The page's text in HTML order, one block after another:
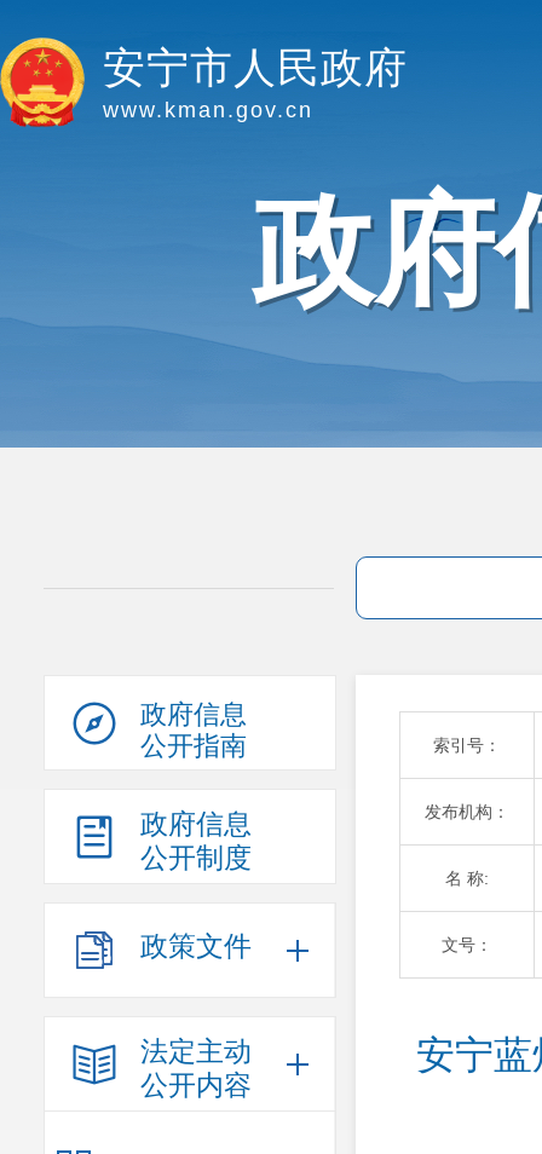
安宁市人民政府
www.kman.gov.cn
政府
政府信息
公开指南
政府信息
公开制度
政策文件
法定主动
公开内容
索引号：
发布机构：
名 称:
文号：
安宁蓝